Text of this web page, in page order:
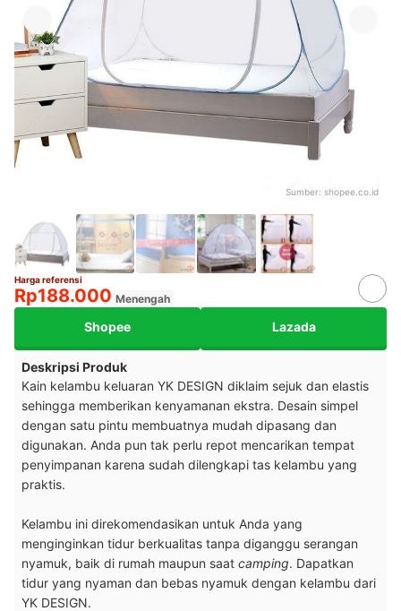
Sumber: shopee.co.id
Harga referensi
Rp188.000 Menengah
Shopee Lazada
Deskripsi Produk
Kain kelambu keluaran YK DESIGN diklaim sejuk dan elastis
sehingga memberikan kenyamanan ekstra. Desain simpel
dengan satu pintu membuatnya mudah dipasang dan
digunakan. Anda pun tak perlu repot mencarikan tempat
penyimpanan karena sudah dilengkapi tas kelambu yang
praktis.
Kelambu ini direkomendasikan untuk Anda yang
menginginkan tidur berkualitas tanpa diganggu serangan
nyamuk, baik di rumah maupun saat camping. Dapatkan
tidur yang nyaman dan bebas nyamuk dengan kelambu dari
YK DESIGN.